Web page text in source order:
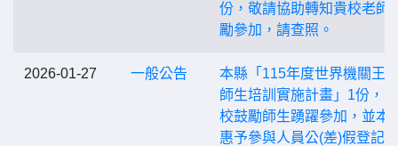
份，敬請協助轉知貴校老師
勵參加，請查照。
2026-01-27 一般公告
本縣「115年度世界機關王
師生培訓實施計畫」1份，
校鼓勵師生踴躍參加，並本
惠予參與人員公(差)假登記